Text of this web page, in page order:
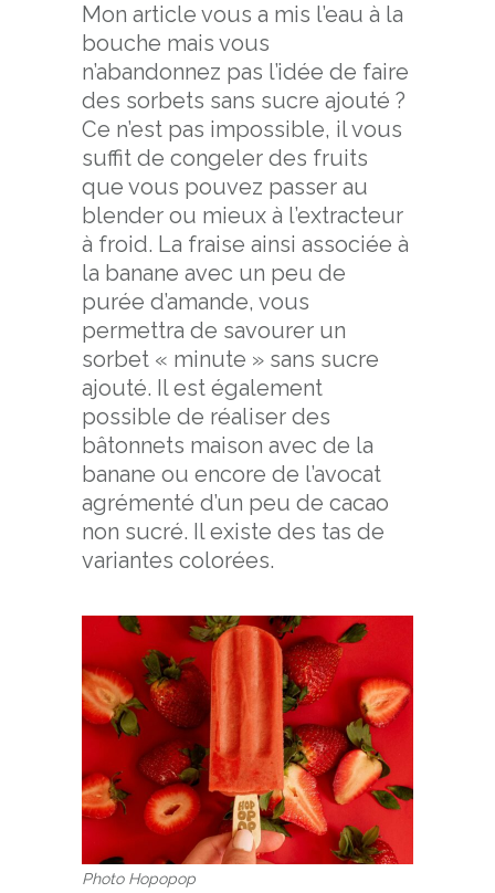
Mon article vous a mis l’eau à la
bouche mais vous
n’abandonnez pas l’idée de faire
des sorbets sans sucre ajouté ?
Ce n’est pas impossible, il vous
suffit de congeler des fruits
que vous pouvez passer au
blender ou mieux à l’extracteur
à froid. La fraise ainsi associée à
la banane avec un peu de
purée d’amande, vous
permettra de savourer un
sorbet « minute » sans sucre
ajouté. Il est également
possible de réaliser des
bâtonnets maison avec de la
banane ou encore de l’avocat
agrémenté d’un peu de cacao
non sucré. Il existe des tas de
variantes colorées.
Photo Hopopop